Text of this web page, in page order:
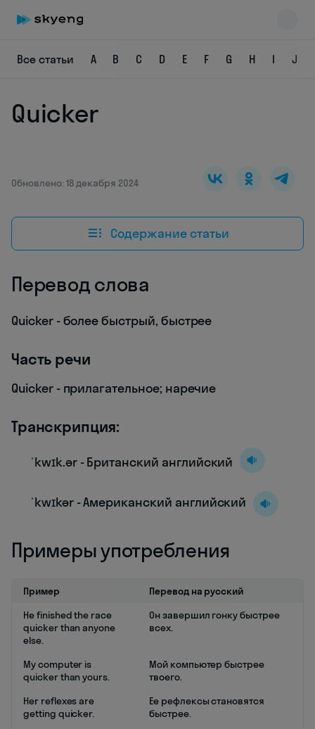
Все статьи A B C D E F G H I J
Quicker
Обновлено: 18 декабря 2024
Содержание статьи
Перевод слова
Quicker - более быстрый, быстрее
Часть речи
Quicker - прилагательное; наречие
Транскрипция:
ˈkwɪk.ər - Британский английский
ˈkwɪkər - Американский английский
Примеры употребления
Пример
Перевод на русский
He finished the race
quicker than anyone
else.
Он завершил гонку быстрее
всех.
My computer is
quicker than yours.
Мой компьютер быстрее
твоего.
Her reflexes are
getting quicker.
Ее рефлексы становятся
быстрее.